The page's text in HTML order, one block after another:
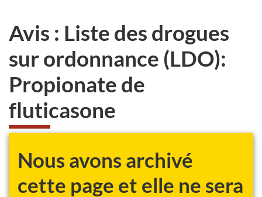
Avis : Liste des drogues
sur ordonnance (LDO):
Propionate de
fluticasone
Nous avons archivé
cette page et elle ne sera